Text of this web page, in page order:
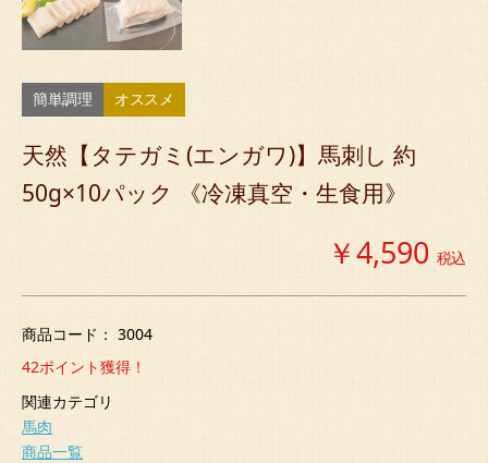
簡単調理 オススメ
天然【タテガミ(エンガワ)】馬刺し 約
50g×10パック 《冷凍真空・生食用》
￥4,590 税込
商品コード： 3004
42ポイント獲得！
関連カテゴリ
馬肉
商品一覧